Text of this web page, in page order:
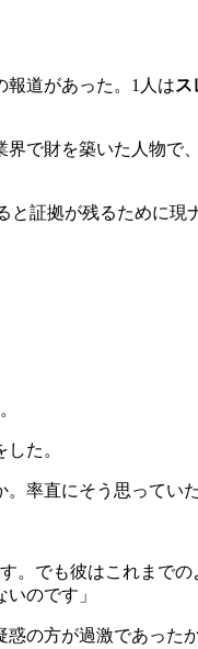
報道があった。1人はス
で財を築いた人物で
証拠が残るために現
た。
率直にそう思っていた
。でも彼はこれまで
のです」
の方が過激であった